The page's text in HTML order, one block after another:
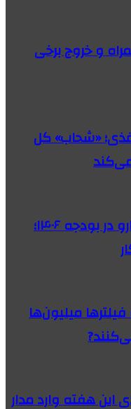
و خروج برخی
«شحاب» کل
تسویه بدهی‌های صنعت دارو در بودجه ۱۴۰۶؛
میلیون‌ها
این هفته وارد مدار